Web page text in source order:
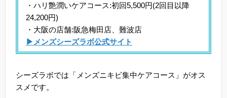
・ハリ艶潤いケアコース:初回5,500円(2回目以降
24,200円)
・大阪の店舗:阪急梅田店、難波店
▶メンズシーズラボ公式サイト
シーズラボでは「メンズニキビ集中ケアコース」がオス
スメです。